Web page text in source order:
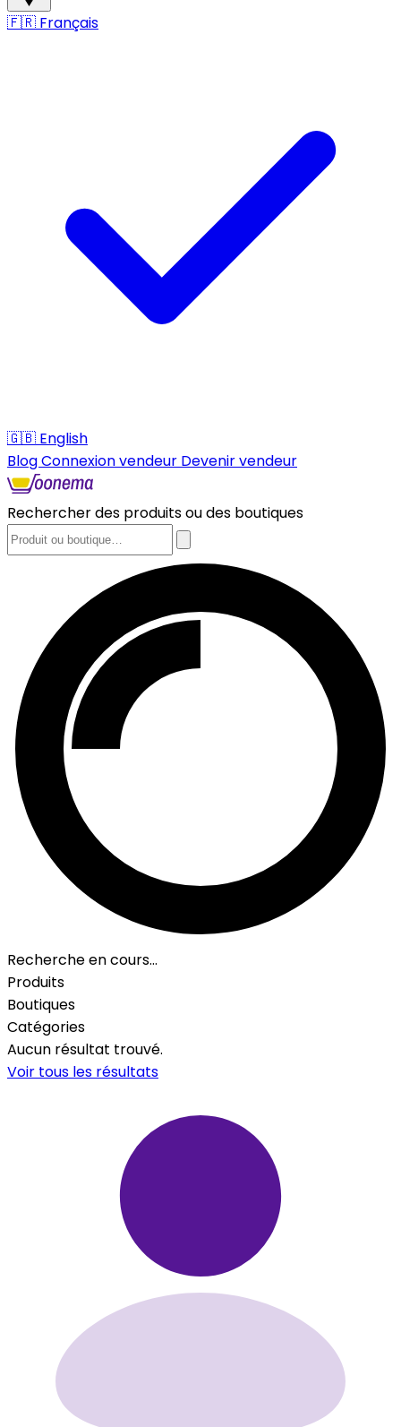
🇫🇷 Français
🇬🇧 English
BlogConnexion vendeur Devenir vendeur
Rechercher des produits ou des boutiques
Recherche en cours…
Produits
Boutiques
Catégories
Aucun résultat trouvé.
Voir tous les résultats